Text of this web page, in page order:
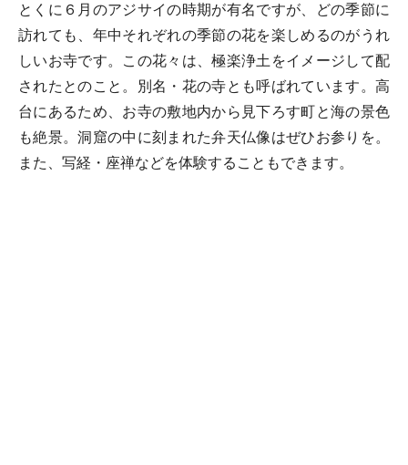
とくに６月のアジサイの時期が有名ですが、どの季節に
訪れても、年中それぞれの季節の花を楽しめるのがうれ
しいお寺です。この花々は、極楽浄土をイメージして配
されたとのこと。別名・花の寺とも呼ばれています。高
台にあるため、お寺の敷地内から見下ろす町と海の景色
も絶景。洞窟の中に刻まれた弁天仏像はぜひお参りを。
また、写経・座禅などを体験することもできます。